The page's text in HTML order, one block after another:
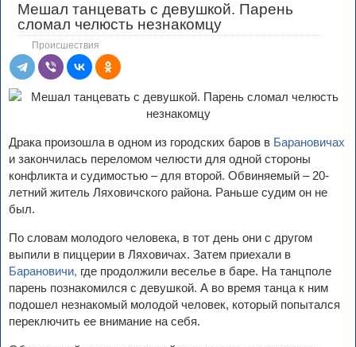
Мешал танцевать с девушкой. Парень
сломал челюсть незнакомцу
Происшествия
Драка произошла в одном из городских баров в Барановичах
и закончилась переломом челюсти для одной стороны
конфликта и судимостью – для второй. Обвиняемый – 20-
летний житель Ляховичского района. Раньше судим он не
был.
По словам молодого человека, в тот день они с другом
выпили в пиццерии в Ляховичах. Затем приехали в
Барановичи, где продолжили веселье в баре. На танцполе
парень познакомился с девушкой. А во время танца к ним
подошел незнакомый молодой человек, который попытался
переключить ее внимание на себя.